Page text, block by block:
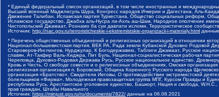
* Единый федеральный список организаций, в том числе иностранных и
Высший военный Маджлисуль Шура, Конгресс народов Ичкерии и Дагестана, Аль-
Движение Талибан, Исламская партия Туркестана, Общество социальных реформ,
Исламское государство, Джабха аль-Нусра ли-Ахль аш-Шам, Народное ополчение
Чистопольский Джамаат, Рохнамо ба суи давлати исломи, Террористическое
Источник: http://nac.gov.ru/terroristicheskie-i-ekstremistskie-organizacii-i-materialy.html
* Перечень общественных объединений и религиозных организаций в отношении
Национал-большевистская партия, ВЕК РА, Рада земли Кубанской Духовно Родовой
Староверов-Инглингов, Нурджулар, К Богодержавию, Таблиги Джамаат, Русское
славян, Ат-Такфир Валь-Хиджра, Пит Буль, Национал-социалистическая рабочая
Череповца, Духовно-Родовая Держава Русь, Русское национальное единство,
Кровь и Честь, О свободе совести и о религиозных объединениях, Омская
религиозная организация п. Боровский, Община Коренного Русского народа
организация «Братство», Свидетели Иеговы, О противодействии экстремистской
болельщиков «Фирма», Молодежная правозащитная группа МПГ, Курсом Правды и
республика Русь, Арестантское уголовное единство, Башкорт, Нация и свобода,
прав граждан, Штабы Навального
Источник: https://minjust.gov.ru/ru/documents/7822/ данные на 06.08.2021